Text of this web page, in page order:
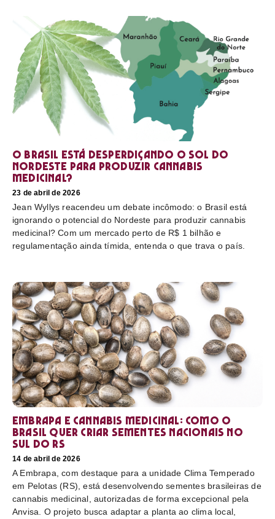
O Brasil está desperdiçando o sol do
nordeste para produzir cannabis
medicinal?
23 de abril de 2026
Jean Wyllys reacendeu um debate incômodo: o Brasil está
ignorando o potencial do Nordeste para produzir cannabis
medicinal? Com um mercado perto de R$ 1 bilhão e
regulamentação ainda tímida, entenda o que trava o país.
Embrapa e cannabis medicinal: como o
Brasil quer criar sementes nacionais no
sul do RS
14 de abril de 2026
A Embrapa, com destaque para a unidade Clima Temperado
em Pelotas (RS), está desenvolvendo sementes brasileiras de
cannabis medicinal, autorizadas de forma excepcional pela
Anvisa. O projeto busca adaptar a planta ao clima local,